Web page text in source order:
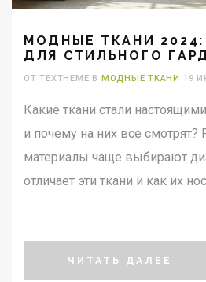
МОДНЫЕ ТКАНИ
ДЛЯ СТИЛЬНОГО
ОТ TEXTHEME В МОДНЫЕ ТКАНИ 19
Какие ткани стали
и почему на них все смотрят?
материалы чаще выбирают
отличает эти ткани и как их
ЧИТАТЬ ДАЛЕЕ